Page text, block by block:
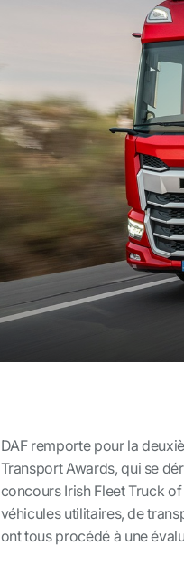
DAF remporte pour la
Transport Awards, qui se
concours Irish Fleet Truck
véhicules utilitaires, de
ont tous procédé à une